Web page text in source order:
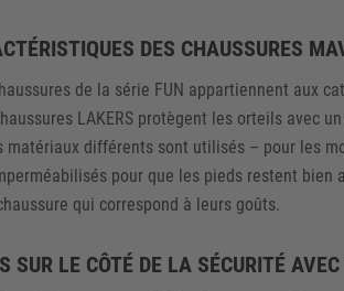
DES CHAUSSURES
de la série FUN appartiennent aux
LAKERS protègent les orteils avec
matériaux différents sont utilisés – pour les
pour que les pieds restent bien
qui correspond à leurs goûts.
SUR LE CÔTÉ DE LA SÉCURITÉ